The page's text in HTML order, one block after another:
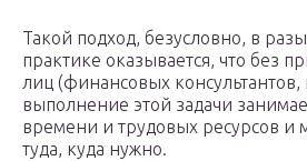
Такой подход, безусловно, в
практике оказывается, что без
лиц (финансовых консультантов,
выполнение этой задачи
времени и трудовых ресурсов и
туда, куда нужно.